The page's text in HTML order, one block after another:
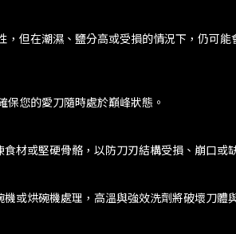
，但在潮濕、鹽分高或受損的情況下，仍可能
您的愛刀隨時處於巔峰狀態。
材或堅硬骨骼，以防刀刃結構受損、崩口或
或烘碗機處理，高溫與強效洗劑將破壞刀體